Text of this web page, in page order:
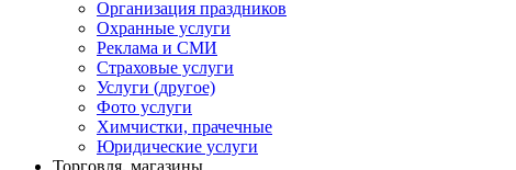
Организация праздников
Охранные услуги
Реклама и СМИ
Страховые услуги
Услуги (другое)
Фото услуги
Химчистки, прачечные
Юридические услуги
Торговля, магазины